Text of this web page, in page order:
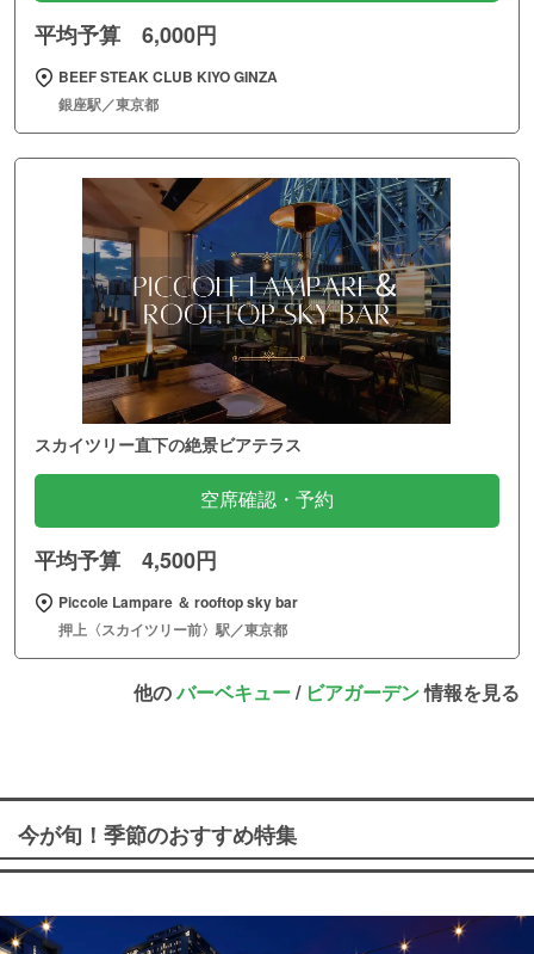
平均予算 6,000円
BEEF STEAK CLUB KIYO GINZA
銀座駅／東京都
スカイツリー直下の絶景ビアテラス
空席確認・予約
平均予算 4,500円
Piccole Lampare ＆ rooftop sky bar
押上〈スカイツリー前〉駅／東京都
他のバーベキュー/ ビアガーデン情報を見る
今が旬！季節のおすすめ特集